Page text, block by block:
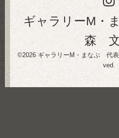
ギャラリーM
森
©2026 ギャラリーM・まなぶ
ved.